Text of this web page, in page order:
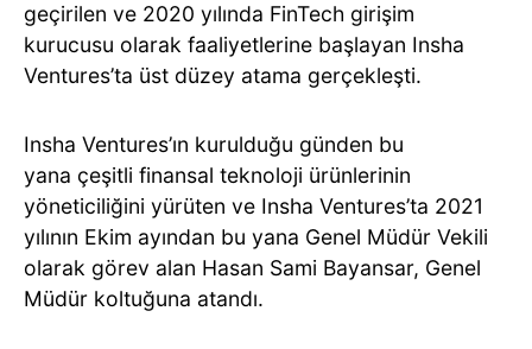
geçirilen ve 2020 yılında FinTech girişim
kurucusu olarak faaliyetlerine başlayan Insha
Ventures’ta üst düzey atama gerçekleşti.
Insha Ventures’ın kurulduğu günden bu
yana çeşitli finansal teknoloji ürünlerinin
yöneticiliğini yürüten ve Insha Ventures’ta 2021
yılının Ekim ayından bu yana Genel Müdür Vekili
olarak görev alan Hasan Sami Bayansar, Genel
Müdür koltuğuna atandı.